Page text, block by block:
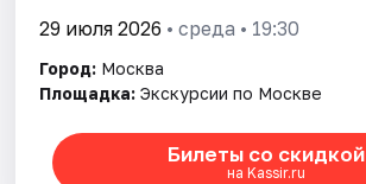
Артисты
Рейтинги
29 июля 2026 • среда • 19:30
Город: Москва
Площадка: Экскурсии по Москве
Билеты со скидкой
на Kassir.ru